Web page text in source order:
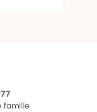
famille